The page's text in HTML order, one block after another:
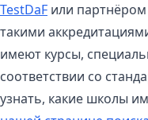
TestDaF или
такими
имеют курсы,
соответствии со
узнать, какие школы